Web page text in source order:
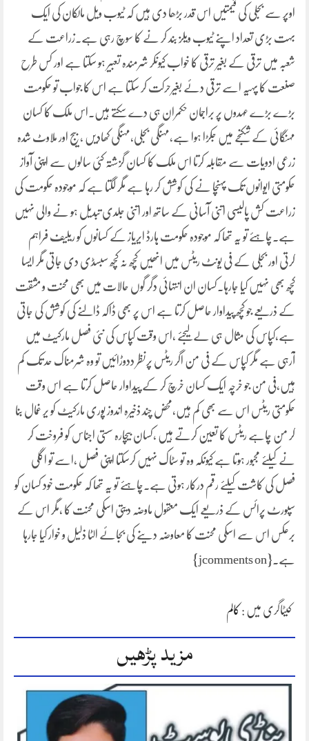
اوپر سے بجلی کی قیمتیں اس قدر بڑھا دی ہیں کہ ٹیوب ویل مالکان کی ایک
بہت بڑی تعداد اپنے ٹیوب ویلز بند کر نے کا سوچ رہی ہے۔زراعت کے
شعبہ میں ترقی کے بغیر ترقی کا خواب کیونکر شرمندہ تعبیر ہو سکتا ہے اور کس طرح
صنعت کا پہیہ اسے ترقی دئے بغیرحرکت کر سکتا ہے اس کا جواب تو حکومت
بڑے بڑے عہدوں پر براجمان حکمران ہی دے سکتے ہیں۔اس ملک کا کسان
مہنگائی کے شکنجے میں جکڑا ہوا ہے،مہنگی بجلی،مہنگی کھادیں ،بیج اور ملاوٹ شدہ
زرعی ادویات سے مقابلہ کرتا اس ملک کا کسان گزشتہ کئی سالوں سے اپنی آواز
حکومتی ایوانوں تک پہنچا نے کی کوشش کر رہا ہے مگر لگتا ہے کہ موجودہ حکومت کی
زراعت کش پالیسی اتنی آسانی کے ساتھ اور اتنی جلدی تبدیل ہو نے والی نہیں
ہے۔چاہئے تو یہ تھا کہ موجودہ حکومت ہارڈ ایریاز کے کسانوں کو ریلیف فراہم
کرتی اور بجلی کے فی یونٹ ریٹس میں انھیں کچھ نہ کچھ سبسڈی دی جاتی مگر ایسا
کچھ بھی نہیں کیا جارہا۔کسان ان انتہائی دگر گوں حالات میں بھی محنت و مشقت
کے ذریعے جو کچھ پیداوار حاصل کرتا ہے اس پر بھی ڈاکہ ڈالنے کی کوشش کی جاتی
ہے،کپاس کی مثال ہی لے لیجئے ،اس وقت کپاس کی نئی فصل مارکیٹ میں
آرہی ہے مگر کپاس کے فی من اگر ریٹس پرنظر ددوڑائیں تو وہ شرمناک حد تک کم
ہیں،فی من جو خرچہ ایک کسان خرچ کر کے پیداوار حاصل کرتا ہے اس وقت
حکومتی ریٹس اس سے بھی کم ہیں،محض چند ذخیرہ اندوز پوری مارکیٹ کو یر غمال بنا
کر من چاہے ریٹس کا تعین کرتے ہیں ،کسان بیچارہ سستی اجناس کو فروخت کر
نے کیلئے مجبور ہوتا ہے کیونکہ وہ تو سٹاک نہیں کرسکتا اپنی فصل ،اسے تو اگلی
فصل کی کاشت کیلئے رقم درکار ہوتی ہے۔چاہئے تو یہ تھا کہ حکومت خود کسان کو
سپورٹ پرائس کے ذریعے ایک معقول ماوضہ دیتی اسکی محنت کا ،مگر اس کے
برعکس اس سے اسکی محنت کا معاوضہ دینے کی بجائے الٹا ذلیل و خوار کیا جارہا
ہے۔{jcomments on}
کیٹاگری میں : کالم
مزید پڑھیں